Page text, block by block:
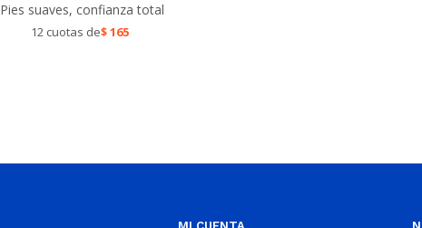
Pies suaves, confianza total
12 cuotas de$165